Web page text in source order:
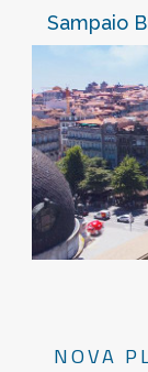
Sampaio
NOVA